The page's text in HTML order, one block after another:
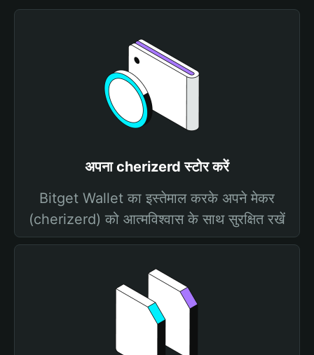
अपना cherizerd स्टोर करें
Bitget Wallet का इस्तेमाल करके अपने मेकर
(cherizerd) को आत्मविश्वास के साथ सुरक्षित रखें